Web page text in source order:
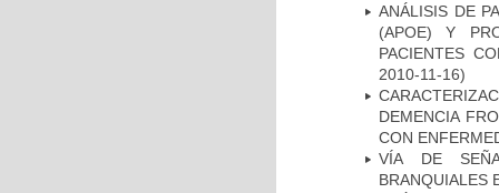
ANÁLISIS DE
(APOE) Y
PACIENTES
2010-11-16)
DEMENCIA
CON
VÍA DE
BRANQUIALES